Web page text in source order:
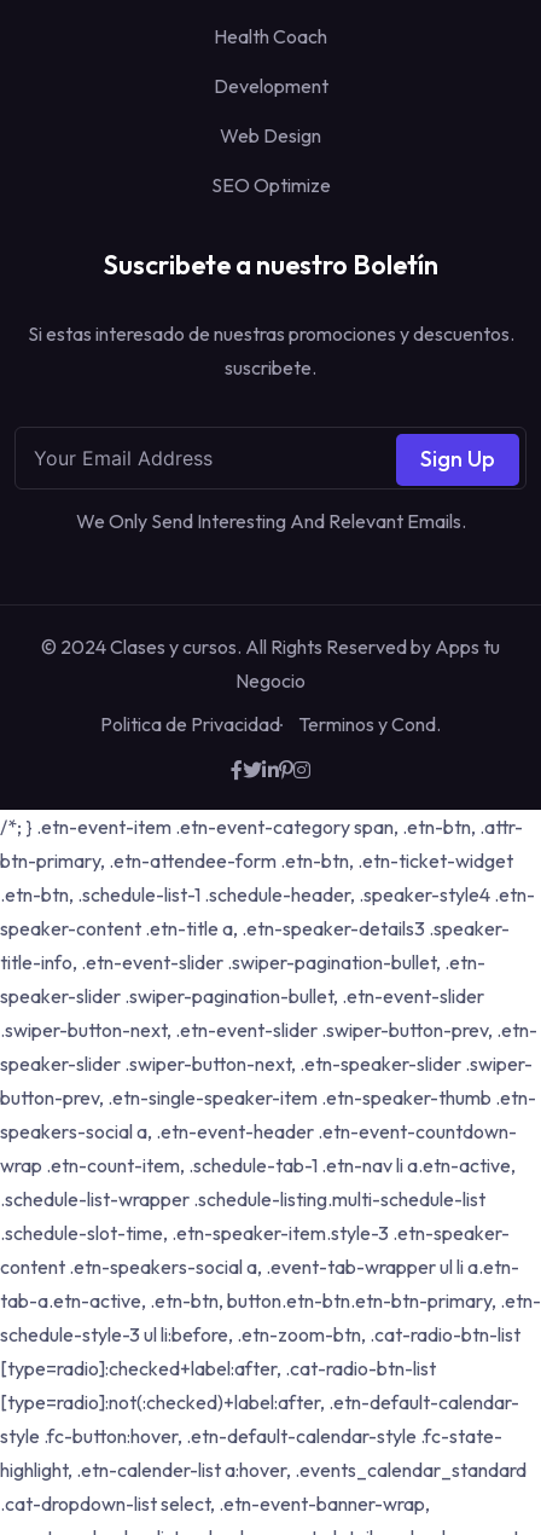
Health Coach
Development
Web Design
SEO Optimize
Suscribete a nuestro Boletín
Si estas interesado de nuestras promociones y descuentos.
suscribete.
Sign Up
We Only Send Interesting And Relevant Emails.
© 2024 Clases y cursos. All Rights Reserved by Apps tu
Negocio
Politica de Privacidad
Terminos y Cond.
/*; } .etn-event-item .etn-event-category span, .etn-btn, .attr-
btn-primary, .etn-attendee-form .etn-btn, .etn-ticket-widget
.etn-btn, .schedule-list-1 .schedule-header, .speaker-style4 .etn-
speaker-content .etn-title a, .etn-speaker-details3 .speaker-
title-info, .etn-event-slider .swiper-pagination-bullet, .etn-
speaker-slider .swiper-pagination-bullet, .etn-event-slider
.swiper-button-next, .etn-event-slider .swiper-button-prev, .etn-
speaker-slider .swiper-button-next, .etn-speaker-slider .swiper-
button-prev, .etn-single-speaker-item .etn-speaker-thumb .etn-
speakers-social a, .etn-event-header .etn-event-countdown-
wrap .etn-count-item, .schedule-tab-1 .etn-nav li a.etn-active,
.schedule-list-wrapper .schedule-listing.multi-schedule-list
.schedule-slot-time, .etn-speaker-item.style-3 .etn-speaker-
content .etn-speakers-social a, .event-tab-wrapper ul li a.etn-
tab-a.etn-active, .etn-btn, button.etn-btn.etn-btn-primary, .etn-
schedule-style-3 ul li:before, .etn-zoom-btn, .cat-radio-btn-list
[type=radio]:checked+label:after, .cat-radio-btn-list
[type=radio]:not(:checked)+label:after, .etn-default-calendar-
style .fc-button:hover, .etn-default-calendar-style .fc-state-
highlight, .etn-calender-list a:hover, .events_calendar_standard
.cat-dropdown-list select, .etn-event-banner-wrap,